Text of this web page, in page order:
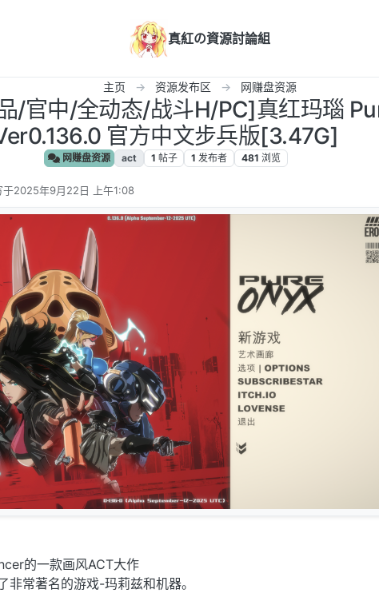
真紅の資源討論組
主页 资源发布区 网赚盘资源
/官中/全动态/战斗H/PC]真红玛瑙
官方中文步兵版[3.47G]
网赚盘资源 act 1 帖子 1 发布者 481 浏览
于2025年9月22日 上午1:08
后由 编辑
的一款画风ACT大作
非常著名的游戏-玛莉兹和机器。